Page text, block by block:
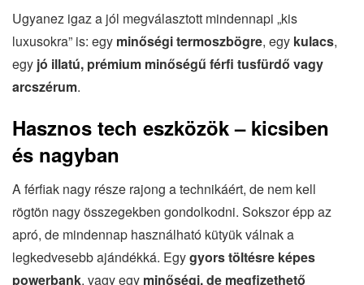
Ugyanez igaz a jól megválasztott mindennapi „kis
luxusokra” is: egy minőségi termoszbögre, egy kulacs,
egy jó illatú, prémium minőségű férfi tusfürdő vagy
arcszérum.
Hasznos tech eszközök – kicsiben
és nagyban
A férfiak nagy része rajong a technikáért, de nem kell
rögtön nagy összegekben gondolkodni. Sokszor épp az
apró, de mindennap használható kütyük válnak a
legkedvesebb ajándékká. Egygyors töltésre képes
powerbank, vagy egy minőségi, de megfizethető